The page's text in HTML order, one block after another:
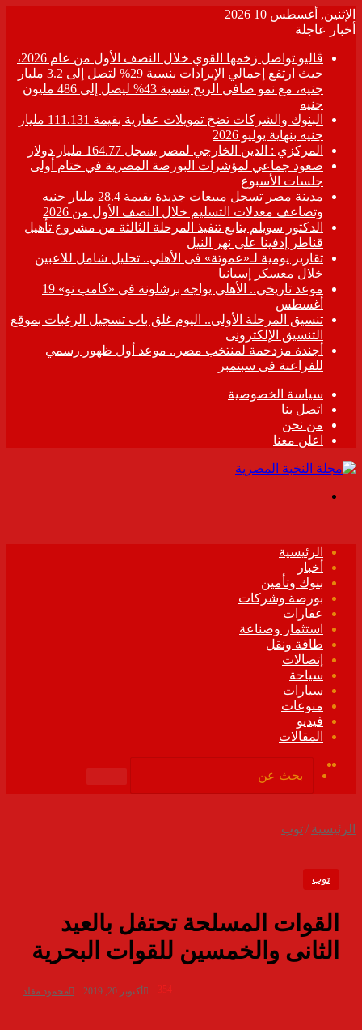
الإثنين, أغسطس 10 2026
أخبار عاجلة
ڤاليو تواصل زخمها القوي خلال النصف الأول من عام 2026،
حيث ارتفع إجمالي الإيرادات بنسبة 29% لتصل إلى 3.2 مليار
جنيه، مع نمو صافي الربح بنسبة 43% ليصل إلى 486 مليون
جنيه
البنوك والشركات تضخ تمويلات عقارية بقيمة 111.131 مليار
جنيه بنهاية يوليو 2026
المركزي : الدين الخارجي لمصر يسجل 164.77 مليار دولار
صعود جماعي لمؤشرات البورصة المصرية في ختام أولى
جلسات الأسبوع
مدينة مصر تسجل مبيعات جديدة بقيمة 28.4 مليار جنيه
وتضاعف معدلات التسليم خلال النصف الأول من 2026
الدكتور سويلم يتابع تنفيذ المرحلة الثالثة من مشروع تأهيل
قناطر إدفينا على نهر النيل
تقارير يومية لـ«عموتة» فى الأهلي.. تحليل شامل للاعبين
خلال معسكر إسبانيا
موعد تاريخي.. الأهلي يواجه برشلونة فى «كامب نو» 19
أغسطس
تنسيق المرحلة الأولى.. اليوم غلق باب تسجيل الرغبات بموقع
التنسيق الإلكترونى
أجندة مزدحمة لمنتخب مصر.. موعد أول ظهور رسمي
للفراعنة فى سبتمبر
سياسة الخصوصية
اتصل بنا
من نحن
اعلن معنا
الرئيسية
أخبار
بنوك وتأمين
بورصة وشركات
عقارات
استثمار وصناعة
طاقة ونقل
إتصالات
سياحة
سيارات
منوعات
فيديو
المقالات
الموقع
الرئيسية /توب
توب
القوات المسلحة تحتفل بالعيد
الثانى والخمسين للقوات البحرية
محمود مقلد أكتوبر 20, 2019 354